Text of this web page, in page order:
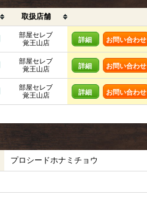
取扱店舗
部屋セレブ
覚王山店
詳細 お問い合わせ
部屋セレブ
覚王山店
詳細 お問い合わせ
部屋セレブ
覚王山店
詳細 お問い合わせ
プロシードホナミチョウ